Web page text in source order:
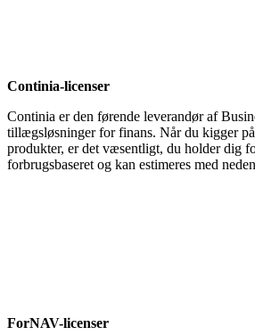
Continia-licenser
Continia er den førende leverandør af
tillægsløsninger for finans. Når du kigger
produkter, er det væsentligt, du holder dig
forbrugsbaseret og kan estimeres med
ForNAV-licenser